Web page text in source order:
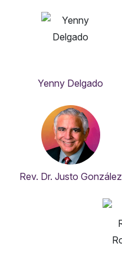
Yenny Delgado
Rev. Dr. Justo González